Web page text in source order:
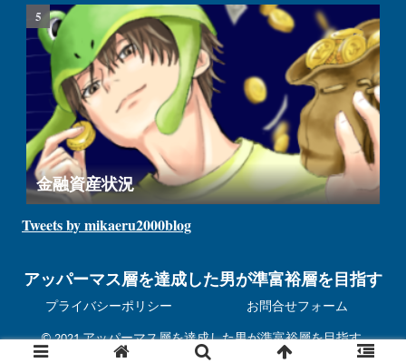
金融資産状況
Tweets by mikaeru2000blog
アッパーマス層を達成した男が準富裕層を目指す
プライバシーポリシー お問合せフォーム
© 2021 アッパーマス層を達成した男が準富裕層を目指す.